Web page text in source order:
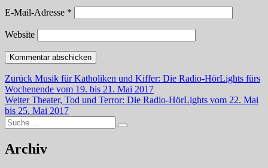
E-Mail-Adresse *
Website
Beitragsnavigation
Zurück Vorheriger
Beitrag:
Musik für Katholiken und Kiffer: Die Radio-HörLights fürs
Wochenende vom 19. bis 21. Mai 2017
Weiter Nächster
Beitrag:
Theater, Tod und Terror: Die Radio-HörLights vom 22. Mai
bis 25. Mai 2017
Suche
nach:
Suchen
Archiv